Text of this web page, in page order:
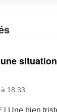
18:33